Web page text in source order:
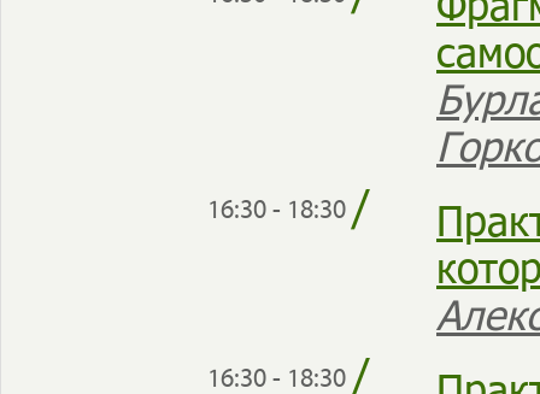
16:30 - 18:30/
16:30 - 18:30/